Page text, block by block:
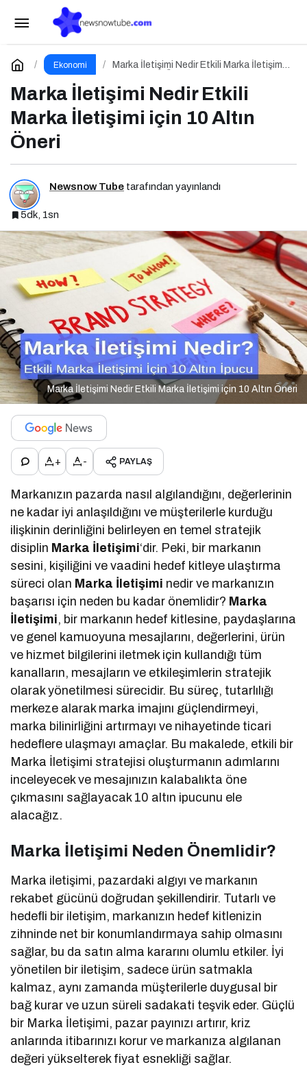
Ekonomi
Marka İletişimi Nedir Etkili Marka İletişimi
Marka İletişimi Nedir Etkili
Marka İletişimi için 10 Altın
Öneri
Newsnow Tube tarafından yayınlandı
5dk, 1sn
Marka İletişimi Nedir Etkili Marka İletişimi için 10 Altın Öneri
+ - PAYLAŞ
Markanızın pazarda nasıl algılandığını, değerlerinin
ne kadar iyi anlaşıldığını ve müşterilerle kurduğu
ilişkinin derinliğini belirleyen en temel stratejik
disiplin Marka İletişimi‘dir. Peki, bir markanın
sesini, kişiliğini ve vaadini hedef kitleye ulaştırma
süreci olan Marka İletişimi nedir ve markanızın
başarısı için neden bu kadar önemlidir? Marka
İletişimi, bir markanın hedef kitlesine, paydaşlarına
ve genel kamuoyuna mesajlarını, değerlerini, ürün
ve hizmet bilgilerini iletmek için kullandığı tüm
kanalların, mesajların ve etkileşimlerin stratejik
olarak yönetilmesi sürecidir. Bu süreç, tutarlılığı
merkeze alarak marka imajını güçlendirmeyi,
marka bilinirliğini artırmayı ve nihayetinde ticari
hedeflere ulaşmayı amaçlar. Bu makalede, etkili bir
Marka İletişimi stratejisi oluşturmanın adımlarını
inceleyecek ve mesajınızın kalabalıkta öne
çıkmasını sağlayacak 10 altın ipucunu ele
alacağız.
Marka İletişimi Neden Önemlidir?
Marka iletişimi, pazardaki algıyı ve markanın
rekabet gücünü doğrudan şekillendirir. Tutarlı ve
hedefli bir iletişim, markanızın hedef kitlenizin
zihninde net bir konumlandırmaya sahip olmasını
sağlar, bu da satın alma kararını olumlu etkiler. İyi
yönetilen bir iletişim, sadece ürün satmakla
kalmaz, aynı zamanda müşterilerle duygusal bir
bağ kurar ve uzun süreli sadakati teşvik eder. Güçlü
bir Marka İletişimi, pazar payınızı artırır, kriz
anlarında itibarınızı korur ve markanıza algılanan
değeri yükselterek fiyat esnekliği sağlar.
Altınyıldız Classics, İklim ve Sürdürülebilirlik
Ödülleri’nde “Yılın Geri Dönüşüm Projesi” Kategorisinde
Altın Ödül Kazandı
Yorum Yap